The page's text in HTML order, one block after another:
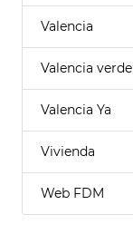
Valencia
Valencia verde
Valencia Ya
Vivienda
Web FDM